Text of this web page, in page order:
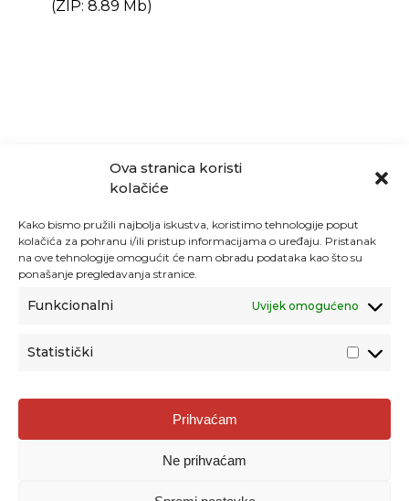
Ova stranica koristi
kolačiće
Kako bismo pružili najbolja iskustva, koristimo tehnologije poput
kolačića za pohranu i/ili pristup informacijama o uređaju. Pristanak
na ove tehnologije omogućit će nam obradu podataka kao što su
ponašanje pregledavanja stranice.
Funkcionalni Uvijek omogućeno
Statistički
Prihvaćam
Ne prihvaćam
(ZIP: 8.89 Mb)
Agencija za odgoj i obrazovanje
Donje Svetice 38, 10000 Zagreb
1778129